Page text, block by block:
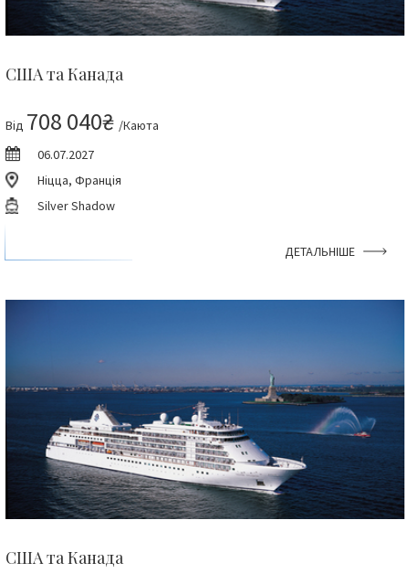
США та Канада
Від 708 040₴ /Каюта
06.07.2027
Ніцца, Франція
Silver Shadow
ДЕТАЛЬНІШЕ
США та Канада